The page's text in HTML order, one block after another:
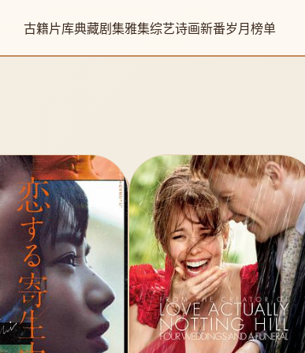
古籍片库典藏剧集雅集综艺诗画新番岁月榜单